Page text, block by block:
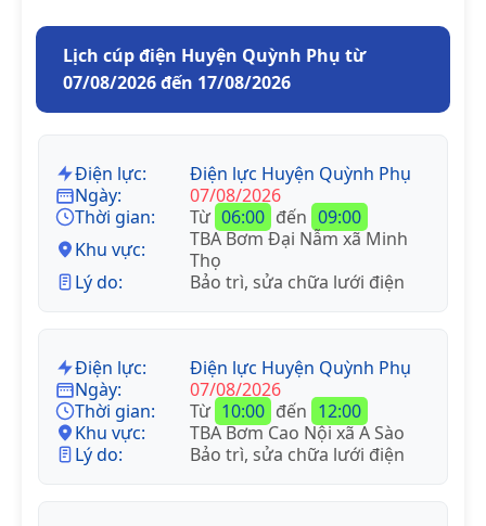
Lịch cúp điện Huyện Quỳnh Phụ từ
07/08/2026 đến 17/08/2026
Điện lực:
Điện lực Huyện Quỳnh Phụ
Ngày:
07/08/2026
Thời gian:
Từ 06:00 đến 09:00
Khu vực:
TBA Bơm Đại Nẫm xã Minh
Thọ
Lý do:
Bảo trì, sửa chữa lưới điện
Điện lực:
Điện lực Huyện Quỳnh Phụ
Ngày:
07/08/2026
Thời gian:
Từ 10:00 đến 12:00
Khu vực:
TBA Bơm Cao Nội xã A Sào
Lý do:
Bảo trì, sửa chữa lưới điện